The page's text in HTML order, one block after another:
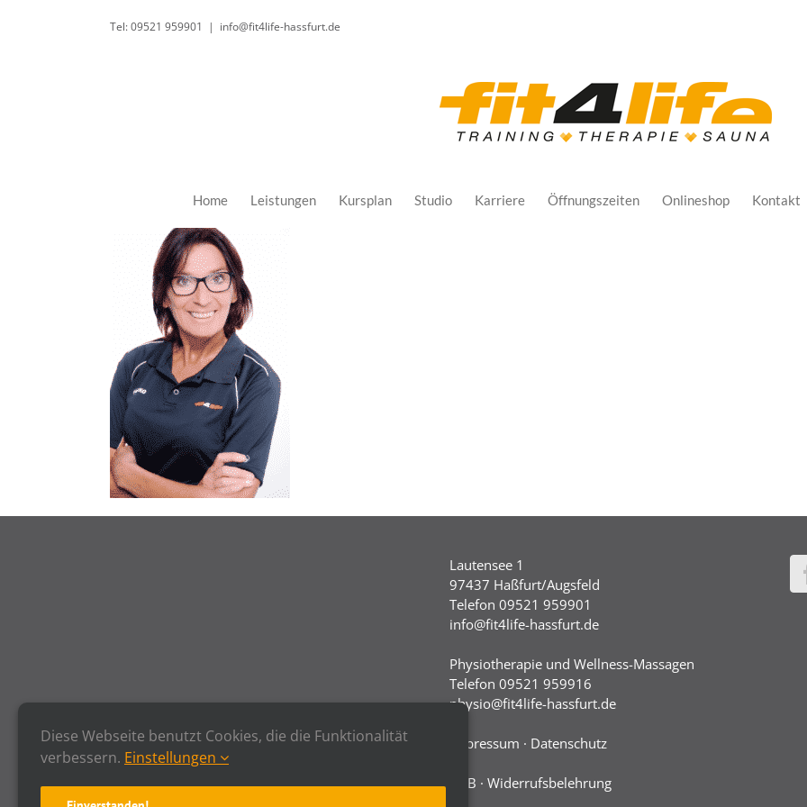
Tel: 09521 959901 | info@fit4life-hassfurt.de
Home Leistungen Kursplan Studio Karriere Öffnungszeiten Onlineshop Kontakt
Lautensee 1
97437 Haßfurt/Augsfeld
Telefon 09521 959901
info@fit4life-hassfurt.de
Physiotherapie und Wellness-Massagen
Telefon 09521 959916
physio@fit4life-hassfurt.de
Impressum · Datenschutz
AGB ·Widerrufsbelehrung
Diese Webseite benutzt Cookies, die die Funktionalität
verbessern. Einstellungen